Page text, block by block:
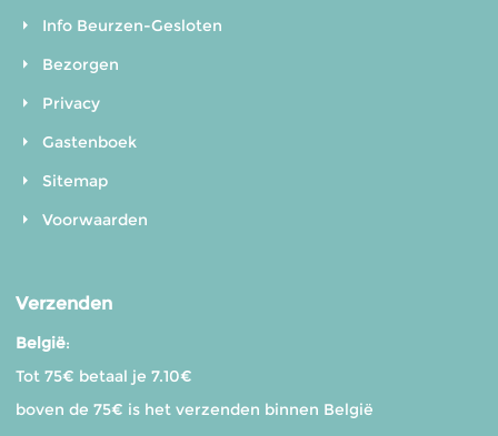
Info Beurzen-Gesloten
Bezorgen
Privacy
Gastenboek
Sitemap
Voorwaarden
Verzenden
België:
Tot 75€ betaal je 7.10€
boven de 75€ is het verzenden binnen België